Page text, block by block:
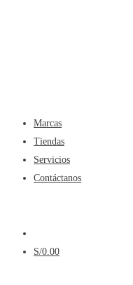
Menú
Marcas
Tiendas
Servicios
Contáctanos
Menú
S/0.00